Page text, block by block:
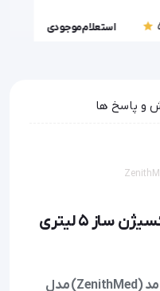
استعلام موجودی
و پاسخ ها
معرفی تخصصی دستگاه اکسیژن ساز 5 لیتری
اکسیژن‌ساز 5 لیتری زنیت مد (ZenithMed) مدل